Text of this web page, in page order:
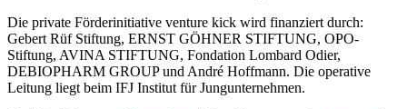
Die private Förderinitiative venture kick wird finanziert durch:
Gebert Rüf Stiftung, ERNST GÖHNER STIFTUNG, OPO-
Stiftung, AVINA STIFTUNG, Fondation Lombard Odier,
DEBIOPHARM GROUP und André Hoffmann. Die operative
Leitung liegt beim IFJ Institut für Jungunternehmen.